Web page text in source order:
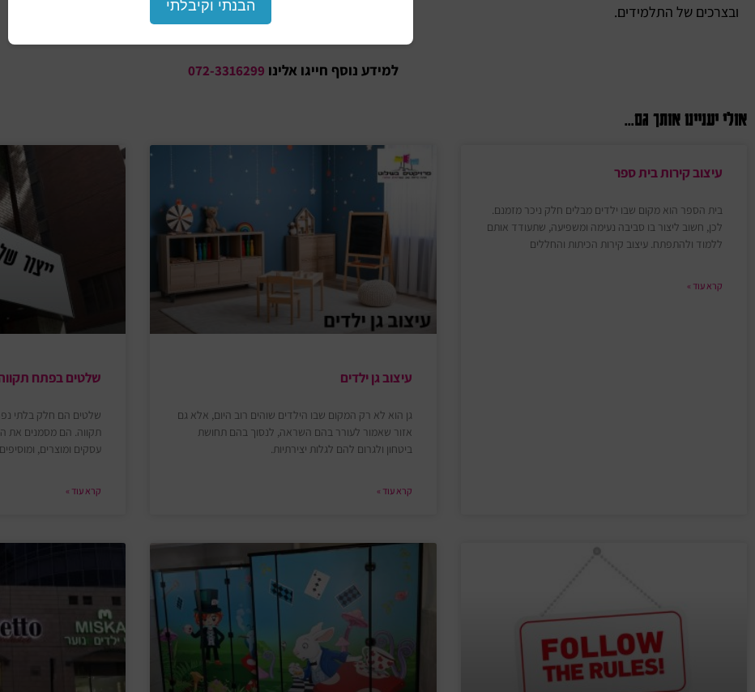
הבנתי וקיבלתי
ובצרכים של התלמידים.
למידע נוסף חייגו אלינו 072-3316299
אולי יעניינו אותך גם...
עיצוב קירות בית ספר
בית הספר הוא מקום שבו ילדים מבלים חלק ניכר מזמנם.
לכן, חשוב ליצור בו סביבה נעימה ומשפיעה, שתעודד אותם
ללמוד ולהתפתח. עיצוב קירות הכיתות והחללים
קרא עוד »
עיצוב גן ילדים
גן הוא לא רק המקום שבו הילדים שוהים רוב היום, אלא גם
אזור שאמור לעורר בהם השראה, לנסוך בהם תחושת
ביטחון ולגרום להם לגלות יצירתיות.
קרא עוד »
שלטים בפתח
שלטים הם חלק בלתי
תקווה. הם מסמנים את
עסקים ומוצרים,
קרא עוד »